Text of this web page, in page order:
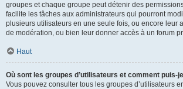
groupes et chaque groupe peut détenir des
facilite les tâches aux administrateurs qui pourront
plusieurs utilisateurs en une seule fois, ou encore leur
de modération, ou bien leur donner accès à un forum
Haut
Où sont les groupes d’utilisateurs et comment puis-
Vous pouvez consulter tous les groupes d’utilisateurs